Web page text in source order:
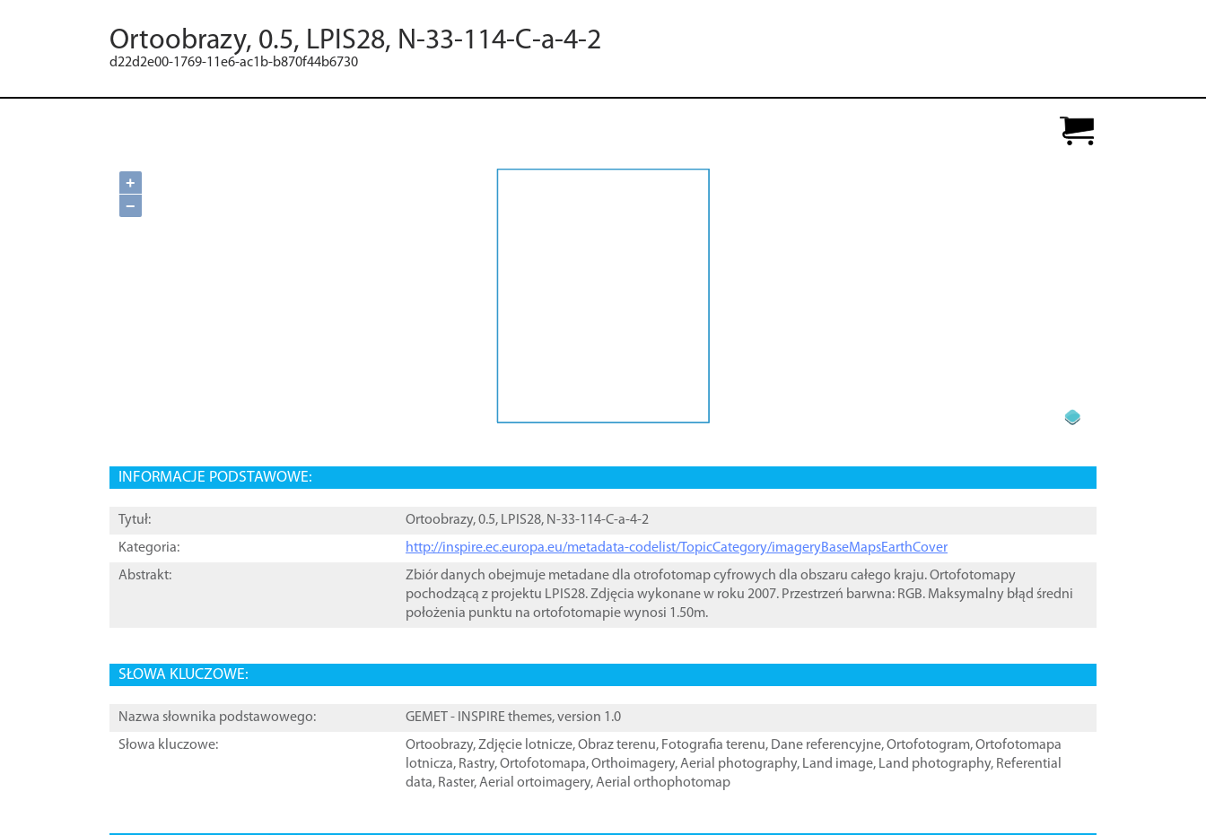
Ortoobrazy, 0.5, LPIS28, N-33-114-C-a-4-2
d22d2e00-1769-11e6-ac1b-b870f44b6730
+
−
INFORMACJE PODSTAWOWE:
Tytuł:
Ortoobrazy, 0.5, LPIS28, N-33-114-C-a-4-2
Kategoria:
http://inspire.ec.europa.eu/metadata-codelist/TopicCategory/imageryBaseMapsEarthCover
Abstrakt:
Zbiór danych obejmuje metadane dla otrofotomap cyfrowych dla obszaru całego kraju. Ortofotomapy
pochodzącą z projektu LPIS28. Zdjęcia wykonane w roku 2007. Przestrzeń barwna: RGB. Maksymalny błąd średni
położenia punktu na ortofotomapie wynosi 1.50m.
SŁOWA KLUCZOWE:
Nazwa słownika podstawowego:
GEMET - INSPIRE themes, version 1.0
Słowa kluczowe:
Ortoobrazy,Zdjęcie lotnicze,Obraz terenu, Fotografia terenu, Dane referencyjne,Ortofotogram,Ortofotomapa
lotnicza, Rastry,Ortofotomapa,Orthoimagery,Aerial photography, Land image, Land photography, Referential
data, Raster,Aerial ortoimagery,Aerial orthophotomap